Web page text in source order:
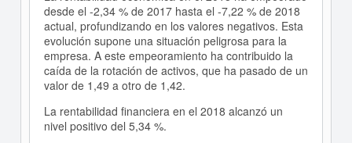
desde el -2,34 % de 2017 hasta el -7,22 % de 2018
actual, profundizando en los valores negativos. Esta
evolución supone una situación peligrosa para la
empresa. A este empeoramiento ha contribuido la
caída de la rotación de activos, que ha pasado de un
valor de 1,49 a otro de 1,42.
La rentabilidad financiera en el 2018 alcanzó un
nivel positivo del 5,34 %.